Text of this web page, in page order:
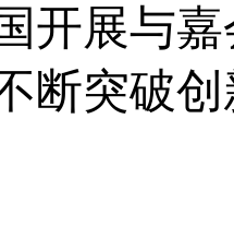
开展与
断突破